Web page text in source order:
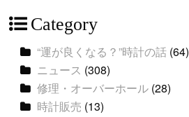
Category
“運が良くなる？”時計の話 (64)
ニュース (308)
修理・オーバーホール (28)
時計販売 (13)